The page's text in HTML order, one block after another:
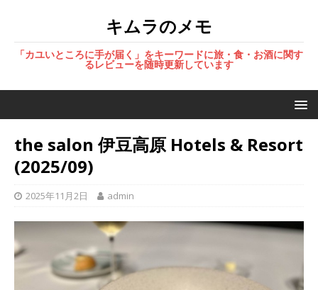
キムラのメモ
「カユいところに手が届く」をキーワードに旅・食・お酒に関す
るレビューを随時更新しています
the salon 伊豆高原 Hotels & Resort
(2025/09)
2025年11月2日 admin